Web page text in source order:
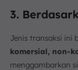
3.
Jenis transaksi ini
komersial, non-
menggambarkan